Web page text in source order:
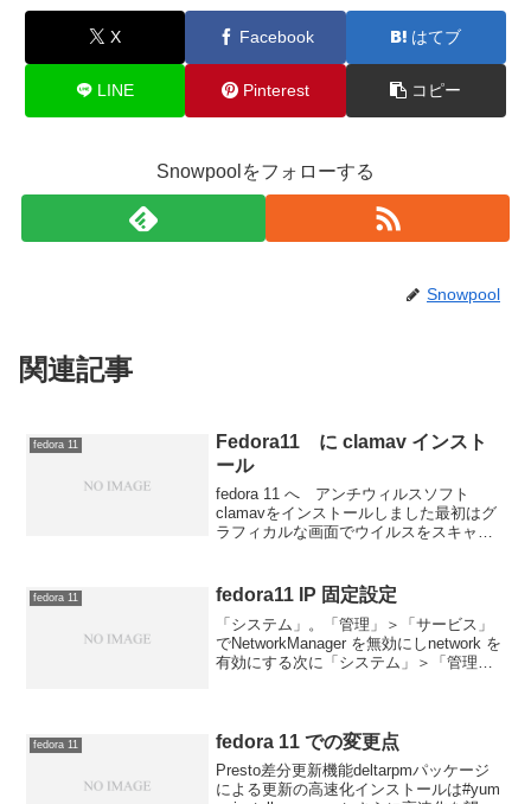
X Facebook はてブ
LINE Pinterest コピー
Snowpoolをフォローする
Snowpool
関連記事
fedora 11
Fedora11 に clamav インスト
ール
fedora 11 へ アンチウィルスソフト
clamavをインストールしました最初はグ
ラフィカルな画面でウイルスをスキャ
ドでインストールした場合１つ前のバ
fedora 11 fedora11 IP 固定設定
「システム」。「管理」＞「サービス」
でNetworkManager を無効にしnetwork を
有効にする次に「システム」＞「管理」
fedora 11 fedora 11 での変更点
Presto差分更新機能deltarpmパッケージ
による更新の高速化インストールは#yum